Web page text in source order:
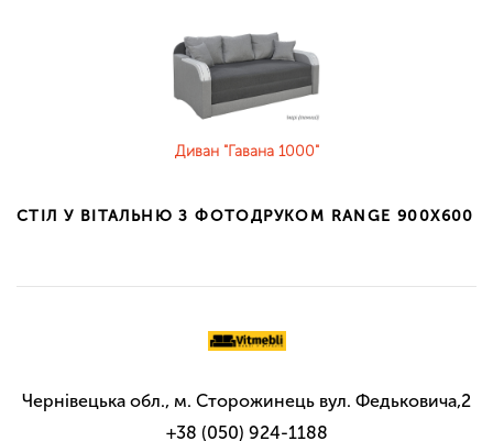
Диван "Гавана 1000"
CТІЛ У ВІТАЛЬНЮ З ФОТОДРУКОМ RANGE 900Х600
Чернівецька обл., м. Сторожинець вул. Федьковича,2
+38 (050) 924-1188